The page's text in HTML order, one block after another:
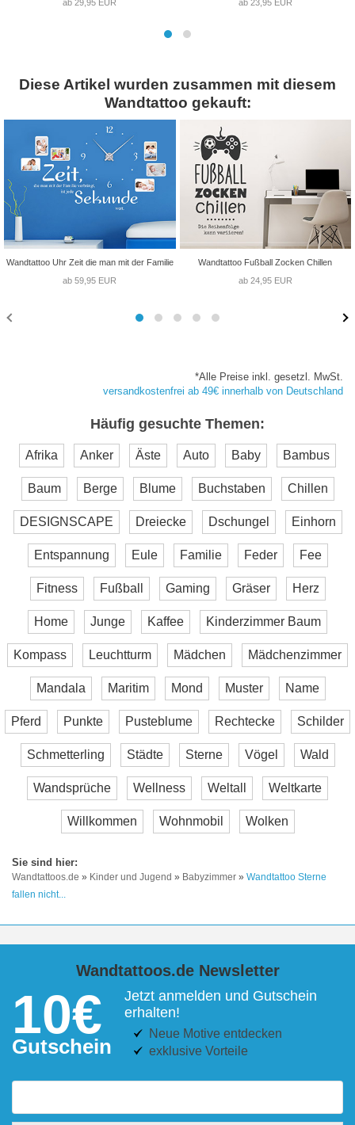
ab 29,95 EUR
ab 23,95 EUR
Diese Artikel wurden zusammen mit diesem
Wandtattoo gekauft:
Wandtattoo Uhr Zeit die man mit der Familie
ab 59,95 EUR
Wandtattoo Fußball Zocken Chillen
ab 24,95 EUR
*Alle Preise inkl. gesetzl. MwSt.
versandkostenfrei ab 49€ innerhalb von Deutschland
Häufig gesuchte Themen:
Afrika Anker Äste Auto Baby Bambus
Baum Berge Blume Buchstaben Chillen
DESIGNSCAPE Dreiecke Dschungel Einhorn
Entspannung Eule Familie Feder Fee
Fitness Fußball Gaming Gräser Herz
Home Junge Kaffee Kinderzimmer Baum
Kompass Leuchtturm Mädchen Mädchenzimmer
Mandala Maritim Mond Muster Name
Pferd Punkte Pusteblume Rechtecke Schilder
Schmetterling Städte Sterne Vögel Wald
Wandsprüche Wellness Weltall Weltkarte
Willkommen Wohnmobil Wolken
Wandtattoos.de » Kinder und Jugend » Babyzimmer » Wandtattoo Sterne
fallen nicht...
Wandtattoos.de Newsletter
10€
Gutschein
Jetzt anmelden und Gutschein
erhalten!
Neue Motive entdecken
exklusive Vorteile